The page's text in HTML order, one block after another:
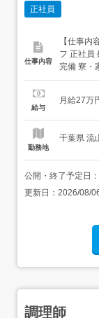
正社員
仕事内容
【仕事内容
フ 正社員 残40時間↓ 中途50%↑ 女性活躍中 月8日休↑ 社保
完備 寮・家
載期間:2026/08/
丁目15番
給与
月給27万
勤務地
千葉県 流
公開・終了予定日：
更新日： 2026/08/
調理師